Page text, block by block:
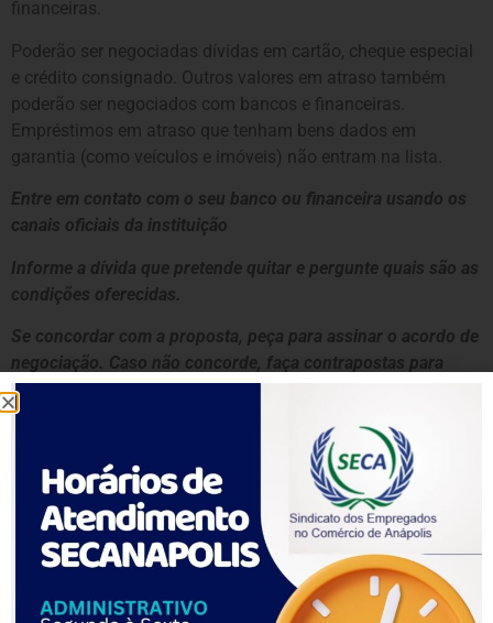
financeiras.
Poderão ser negociadas dívidas em cartão, cheque especial
e crédito consignado. Outros valores em atraso também
poderão ser negociados com bancos e financeiras.
Empréstimos em atraso que tenham bens dados em
garantia (como veículos e imóveis) não entram na lista.
Entre em contato com o seu banco ou financeira usando os
canais oficiais da instituição
Informe a dívida que pretende quitar e pergunte quais são as
condições oferecidas.
Se concordar com a proposta, peça para assinar o acordo de
negociação. Caso não concorde, faça contrapostas para
chegar a um acordo que caiba no seu bolso.
A lista das instituições participantes do mutirão pode ser
consultada na página Meu Bolso Em Dia.
Como consultar suas dívidas?
Na plataforma Registrato, do Banco Central, é possível